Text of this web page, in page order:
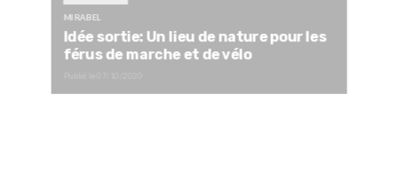
MIRABEL
Idée sortie: Un lieu de nature pour les
férus de marche et de vélo